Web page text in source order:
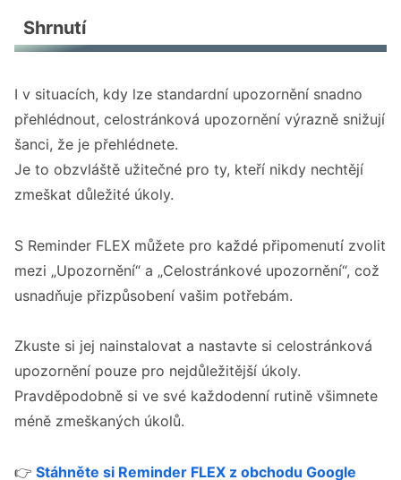
Shrnutí
I v situacích, kdy lze standardní upozornění snadno
přehlédnout, celostránková upozornění výrazně snižují
šanci, že je přehlédnete.
Je to obzvláště užitečné pro ty, kteří nikdy nechtějí
zmeškat důležité úkoly.
S Reminder FLEX můžete pro každé připomenutí zvolit
mezi „Upozornění“ a „Celostránkové upozornění“, což
usnadňuje přizpůsobení vašim potřebám.
Zkuste si jej nainstalovat a nastavte si celostránková
upozornění pouze pro nejdůležitější úkoly.
Pravděpodobně si ve své každodenní rutině všimnete
méně zmeškaných úkolů.
👉 Stáhněte si Reminder FLEX z obchodu Google